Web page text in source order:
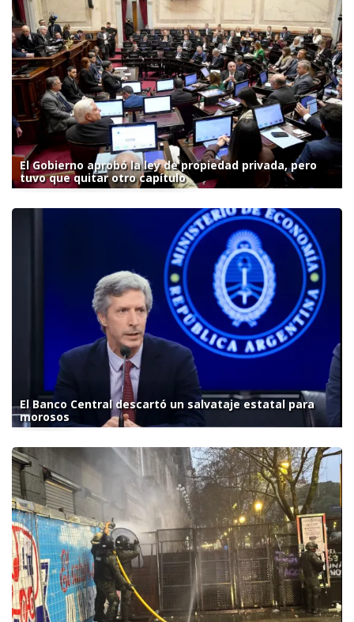
El Gobierno aprobó la ley de propiedad privada, pero
tuvo que quitar otro capítulo
El Banco Central descartó un salvataje estatal para
morosos